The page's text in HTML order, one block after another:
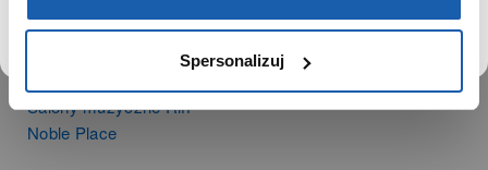
Spersonalizuj
SIECI SPRZEDAŻY
Salony muzyczne Riff
Noble Place